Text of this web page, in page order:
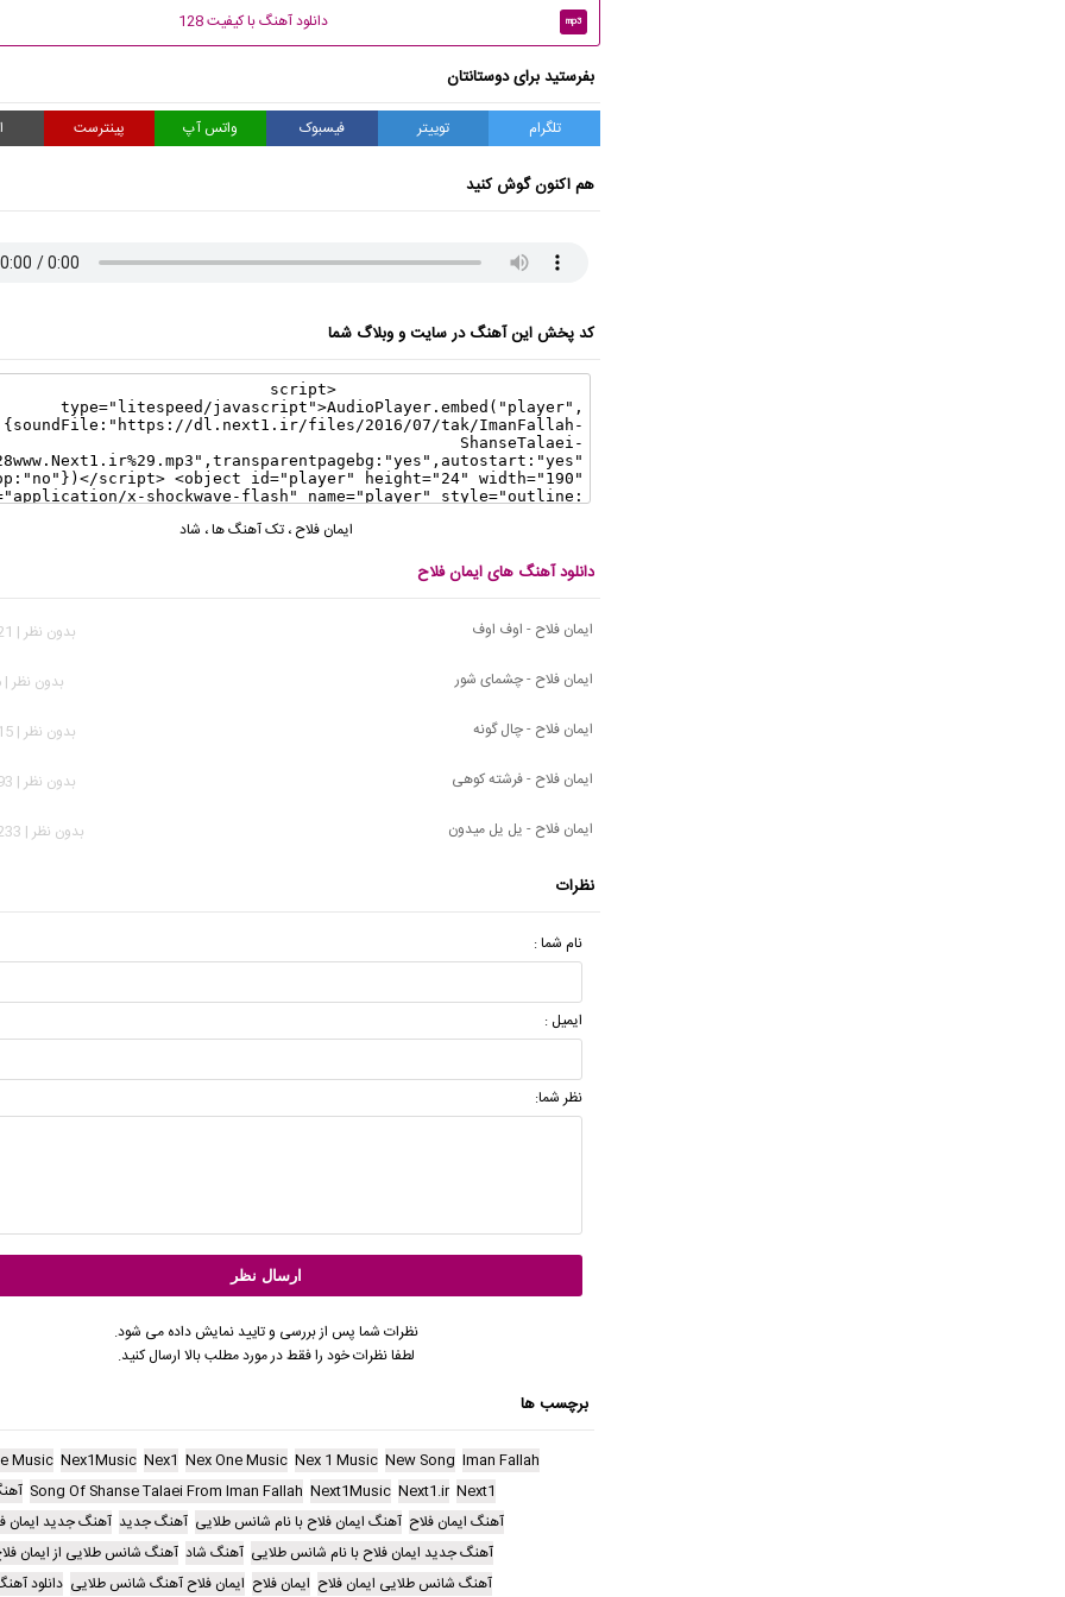
mp3 دانلود آهنگ با کیفیت 128
بفرستید برای دوستانتان
تلگرام توییتر فیسبوک واتس آپ پینترست
هم اکنون گوش کنید
کد پخش این آهنگ در سایت و وبلاگ شما
ایمان فلاح ، تک آهنگ ها، شاد
دانلود آهنگ های ایمان فلاح
ایمان فلاح - اوف اوف
بدون نظر | 1,021 بازدید
ایمان فلاح - چشمای شور
بدون نظر | 986 بازدید
ایمان فلاح - چال گونه
بدون نظر | 3,515 بازدید
ایمان فلاح - فرشته کوهی
بدون نظر | 3,493 بازدید
ایمان فلاح - یل یل میدون
بدون نظر | 11,233 بازدید
نظرات
نام شما :
ایمیل :
نظر شما:
نظرات شما پس از بررسی و تایید نمایش داده می شود.
لطفا نظرات خود را فقط در مورد مطلب بالا ارسال کنید.
برچسب ها
Iman Fallah
New Song
Nex 1 Music
Nex One Music
Nex1
Nex1Music
Music
Next1
Next1.ir
Next1Music
Song Of Shanse Talaei From Iman Fallah
آهنگ ایمان فلاح آهنگ ایمان فلاح با نام شانس طلایی آهنگ جدید آهنگ جدید ایمان
آهنگ جدید ایمان فلاح با نام شانس طلایی آهنگ شاد آهنگ شانس طلایی از ایمان
آهنگ شانس طلایی ایمان فلاح ایمان فلاح ایمان فلاح آهنگ شانس طلایی دانلود